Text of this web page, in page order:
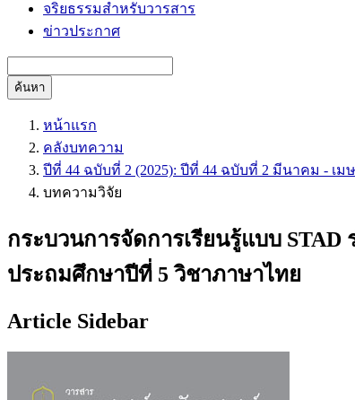
จริยธรรมสำหรับวารสาร
ข่าวประกาศ
ค้นหา
หน้าแรก
คลังบทความ
ปีที่ 44 ฉบับที่ 2 (2025): ปีที่ 44 ฉบับที่ 2 มีนาคม - เม
บทความวิจัย
กระบวนการจัดการเรียนรู้แบบ
ประถมศึกษาปีที่ 5 วิชาภาษาไทย
Article Sidebar